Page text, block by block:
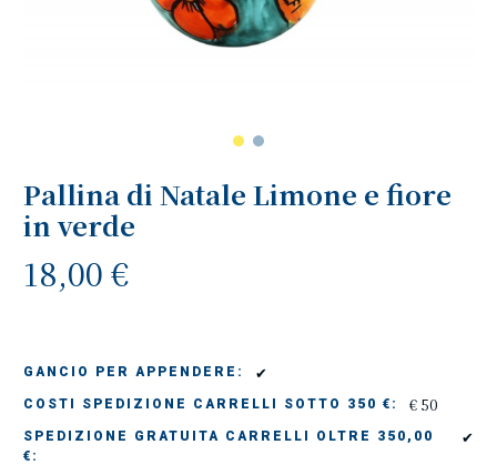
Pallina di Natale Limone e fiore
in verde
18,00 €
GANCIO PER APPENDERE: ✔
COSTI SPEDIZIONE CARRELLI SOTTO 350 €: € 50
SPEDIZIONE GRATUITA CARRELLI OLTRE 350,00
€:
✔